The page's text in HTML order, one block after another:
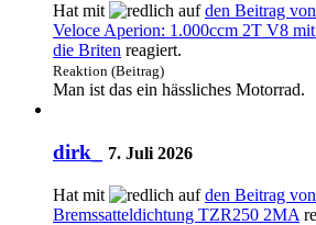
Hat mit aufden Beitrag von
Veloce Aperion: 1.000ccm 2T V8
die Briten reagiert.
Reaktion (Beitrag)
Man ist das ein hässliches Motorrad.
dirk_ 7. Juli 2026
Hat mit aufden Beitrag von
Bremssatteldichtung TZR250 2MA